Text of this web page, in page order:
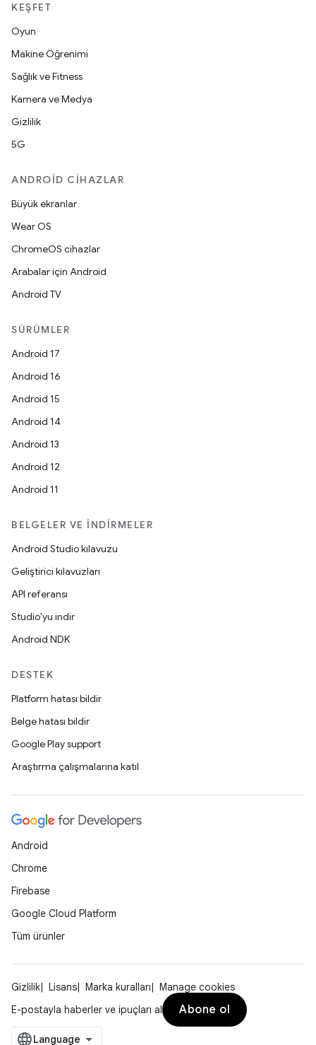
KEŞFET
Oyun
Makine Öğrenimi
Sağlık ve Fitness
Kamera ve Medya
Gizlilik
5G
ANDROID CIHAZLAR
Büyük ekranlar
Wear OS
ChromeOS cihazlar
Arabalar için Android
Android TV
SÜRÜMLER
Android 17
Android 16
Android 15
Android 14
Android 13
Android 12
Android 11
BELGELER VE İNDIRMELER
Android Studio kılavuzu
Geliştirici kılavuzları
API referansı
Studio'yu indir
Android NDK
DESTEK
Platform hatası bildir
Belge hatası bildir
Google Play support
Araştırma çalışmalarına katıl
Android
Chrome
Firebase
Google Cloud Platform
Tüm ürünler
Gizlilik Lisans Marka kuralları
Manage cookies
E-postayla haberler ve ipuçları al
Abone ol